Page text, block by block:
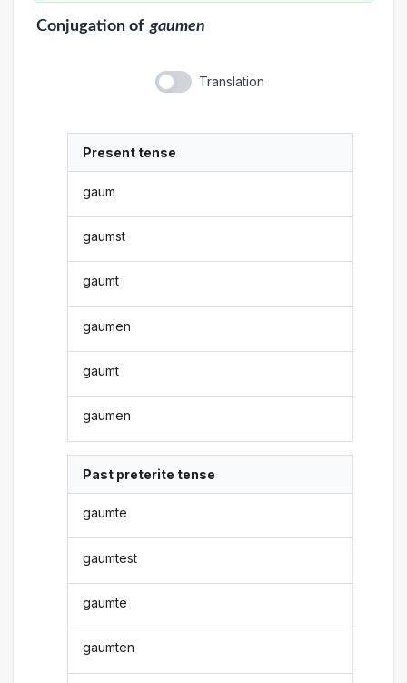
Conjugationof gaumen
Translation
Present tense
gaum
gaumst
gaumt
gaumen
gaumt
gaumen
Past preterite tense
gaumte
gaumtest
gaumte
gaumten